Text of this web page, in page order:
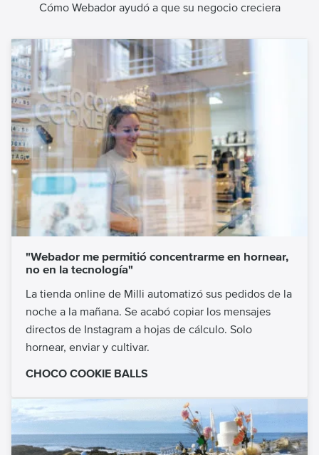
Cómo Webador ayudó a que su negocio creciera
"Webador me permitió concentrarme en hornear,
no en la tecnología"
La tienda online de Milli automatizó sus pedidos de la
noche a la mañana. Se acabó copiar los mensajes
directos de Instagram a hojas de cálculo. Solo
hornear, enviar y cultivar.
CHOCO COOKIE BALLS